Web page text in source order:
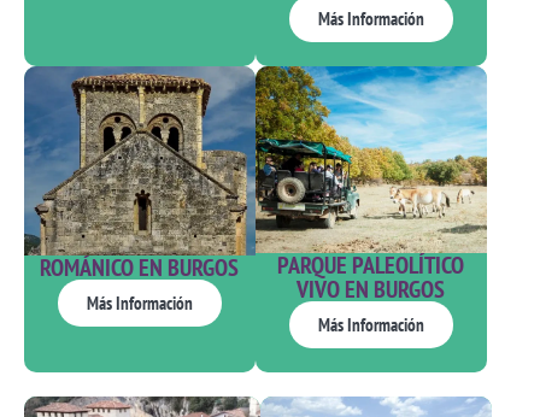
Más Información
ROMÁNICO EN BURGOS
Más Información
PARQUE PALEOLÍTICO
VIVO EN BURGOS​
Más Información